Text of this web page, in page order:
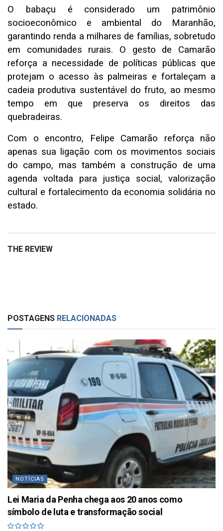
O babaçu é considerado um patrimônio
socioeconômico e ambiental do Maranhão,
garantindo renda a milhares de famílias, sobretudo
em comunidades rurais. O gesto de Camarão
reforça a necessidade de políticas públicas que
protejam o acesso às palmeiras e fortaleçam a
cadeia produtiva sustentável do fruto, ao mesmo
tempo em que preserva os direitos das
quebradeiras.
Com o encontro, Felipe Camarão reforça não
apenas sua ligação com os movimentos sociais
do campo, mas também a construção de uma
agenda voltada para justiça social, valorização
cultural e fortalecimento da economia solidária no
estado.
THE REVIEW
POSTAGENS RELACIONADAS
NOTÍCIAS
Lei Maria da Penha chega aos 20 anos como
símbolo de luta e transformação social